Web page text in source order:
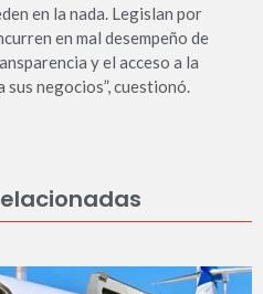
en la nada. Legislan por
en mal desempeño de
y el acceso a la
negocios”, cuestionó.